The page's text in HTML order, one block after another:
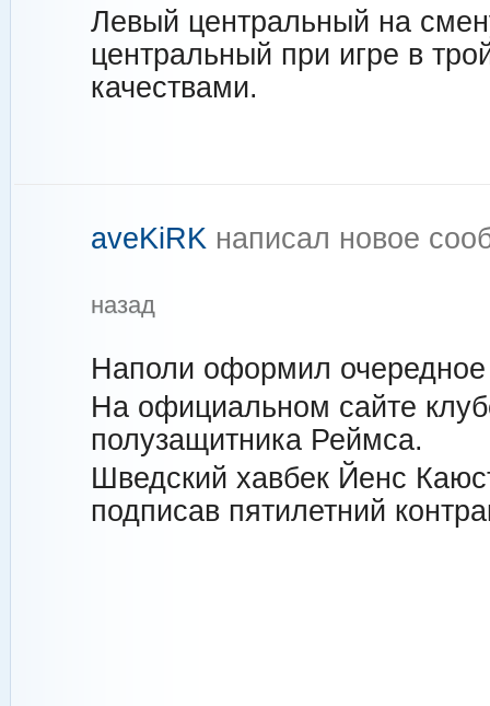
Левый центральный на
центральный при игре в
качествами.
aveKiRK написал новое
назад
Наполи оформил очередное
На официальном сайте
полузащитника Реймса.
Шведский хавбек Йенс
подписав пятилетний